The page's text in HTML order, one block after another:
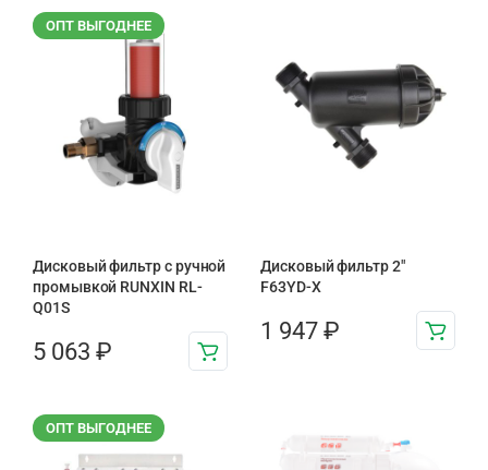
ОПТ ВЫГОДНЕЕ
Дисковый фильтр с ручной
промывкой RUNXIN RL-
Q01S
5 063 ₽
Дисковый фильтр 2"
F63YD-X
1 947 ₽
ОПТ ВЫГОДНЕЕ